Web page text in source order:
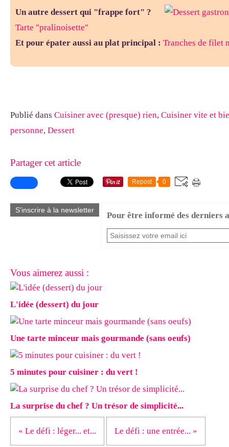
Un autre dessert qui "frappe fort" ?
Tarte "pralinoisette"
Et pour épater aussi au plat principal : Tranches de filet
Publié dans Cuisiner avec (presque) rien, Cuisiner vite et
personne, Dessert
Partager cet article
Repost 0
S'inscrire à la newsletter
Pour être informé des derniers
Vous aimerez aussi :
L'idée (dessert) du jour
Une tarte minceur mais gourmande (sans oeufs)
5 minutes pour cuisiner : du vert !
La surprise du chef ? Un trésor de simplicité...
« Le défi : léger... et... Le défi : une entrée... »